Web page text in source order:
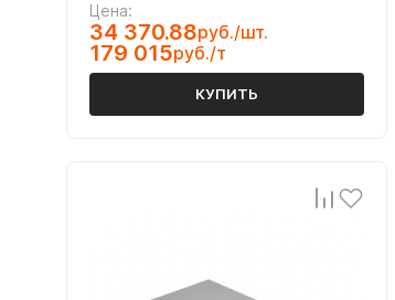
Цена:
34 370.88руб./шт.
179 015руб./т
КУПИТЬ